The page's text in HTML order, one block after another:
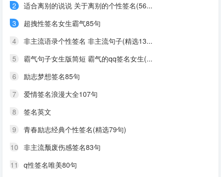
2
适合离别的说说 关于离别的个性签名(56...
3
超拽性签名女生霸气85句
4
非主流语录个性签名 非主流句子(精选13...
5
霸气句子女生版简短 霸气的qq签名女生(...
6
励志梦想签名85句
7
爱情签名浪漫大全107句
8
签名英文
9
青春励志经典个性签名(精选79句)
10 非主流颓废伤感签名83句
11
q性签名唯美80句